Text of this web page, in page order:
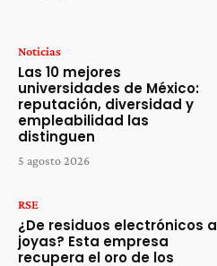
Noticias
Las 10 mejores
universidades de México:
reputación, diversidad y
empleabilidad las
distinguen
5 agosto 2026
RSE
¿De residuos electrónicos a
joyas? Esta empresa
recupera el oro de los